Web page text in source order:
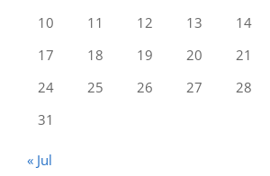
10
11 12 13 14
17
18 19 20 21
24
25 26 27 28
31
« Jul